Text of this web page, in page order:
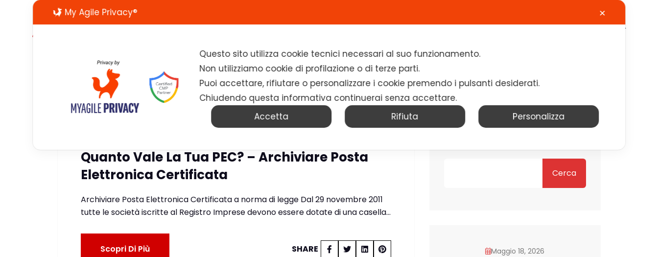
Home Chi siamo Soluzioni News Calendario Contatti Lavora con noi
Quanto Vale La Tua PEC? – Archiviare Posta
Elettronica Certificata
Archiviare Posta Elettronica Certificata a norma di legge Dal 29 novembre 2011
tutte le società iscritte al Registro Imprese devono essere dotate di una casella…
Scopri Di Più SHARE
Cerca
Maggio 18, 2026
My Agile Privacy® ✕
Questo sito utilizza cookie tecnici necessari al suo funzionamento.
Non utilizziamo cookie di profilazione o di terze parti.
Puoi accettare, rifiutare o personalizzare i cookie premendo i pulsanti desiderati.
Chiudendo questa informativa continuerai senza accettare.
Accetta
Rifiuta Personalizza